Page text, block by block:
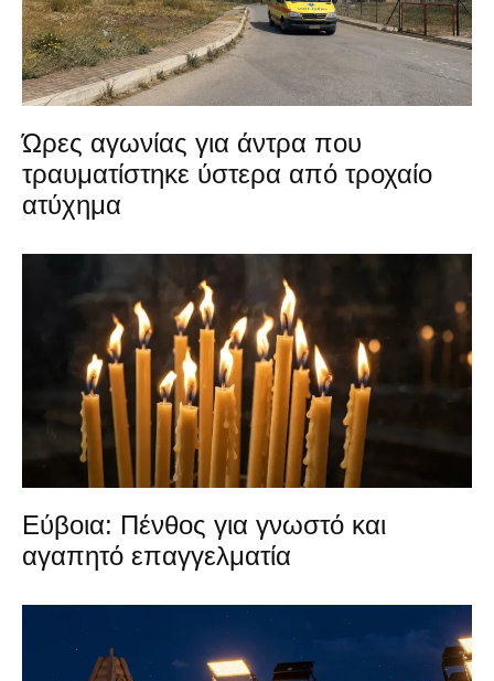
Ώρες αγωνίας για άντρα που
τραυματίστηκε ύστερα από τροχαίο
ατύχημα
Εύβοια: Πένθος για γνωστό και
αγαπητό επαγγελματία